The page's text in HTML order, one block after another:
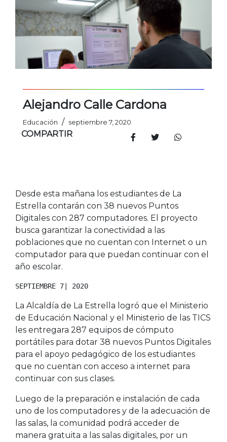
Alejandro Calle Cardona
Educación / septiembre 7, 2020
COMPARTIR
Desde esta mañana los estudiantes de La
Estrella contarán con 38 nuevos Puntos
Digitales con 287 computadores. El proyecto
busca garantizar la conectividad a las
poblaciones que no cuentan con Internet o un
computador para que puedan continuar con el
año escolar.
SEPTIEMBRE 7| 2020
La Alcaldía de La Estrella logró que el Ministerio
de Educación Nacional y el Ministerio de las TICS
les entregara 287 equipos de cómputo
portátiles para dotar 38 nuevos Puntos Digitales
para el apoyo pedagógico de los estudiantes
que no cuentan con acceso a internet para
continuar con sus clases.
Luego de la preparación e instalación de cada
uno de los computadores y de la adecuación de
las salas, la comunidad podrá acceder de
manera gratuita a las salas digitales, por un